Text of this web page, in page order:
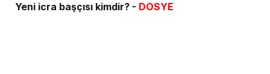
Yeni icra başçısı kimdir? - DOSYE